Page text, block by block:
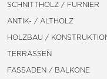
SCHNITTHOLZ / FURNIER
ANTIK- / ALTHOLZ
HOLZBAU /
TERRASSEN
FASSADEN / BALKONE